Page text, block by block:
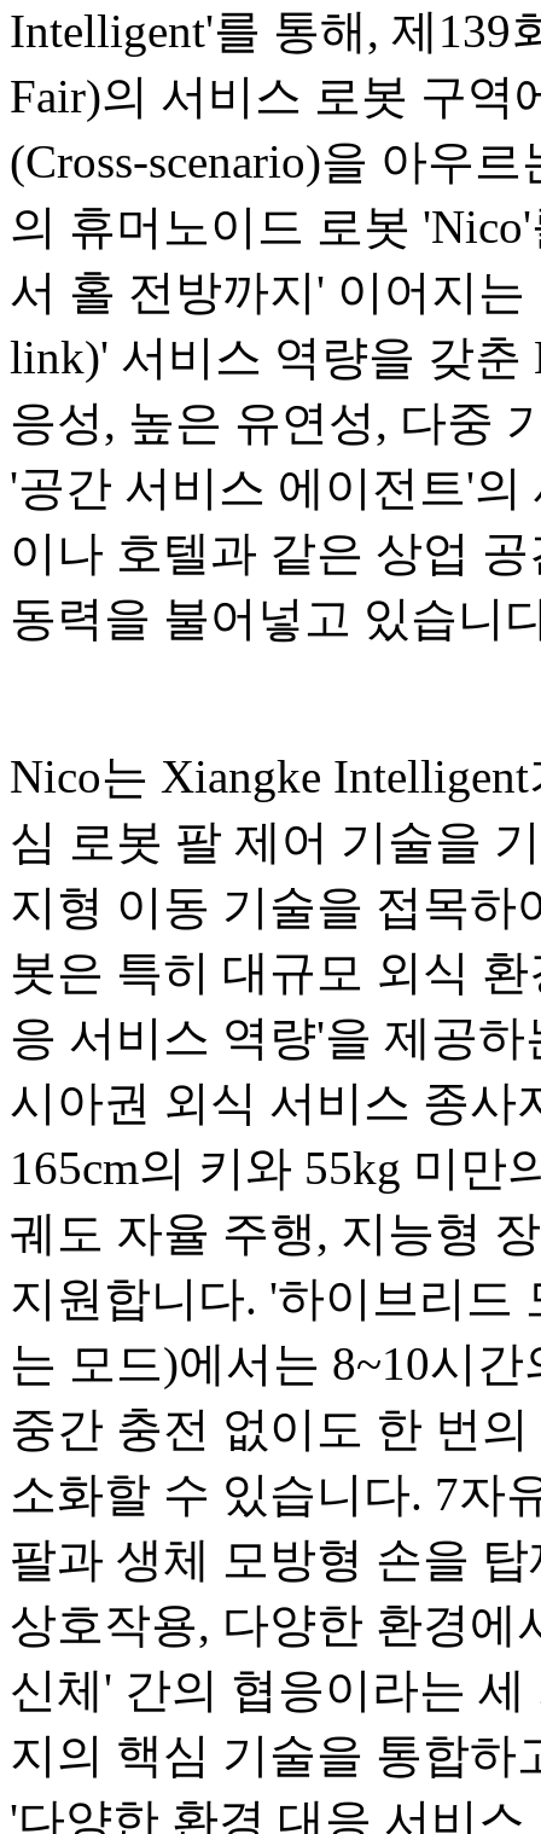
Intelligent'를 통해, 제139
Fair)의 서비스 로봇 구역
(Cross-scenario)을 아우
의 휴머노이드 로봇
서 홀 전방까지' 이어지
link)' 서비스 역량을 갖춘
응성, 높은 유연성, 다중
'공간 서비스 에이전트'
이나 호텔과 같은 상업
동력을 불어넣고 있습니
Nico는 Xiangke
심 로봇 팔 제어 기술을
지형 이동 기술을 접목하
봇은 특히 대규모 외식
응 서비스 역량'을 제공
시아권 외식 서비스 종사
165cm의 키와 55kg 미만
궤도 자율 주행, 지능형
지원합니다. '하이브리드
는 모드)에서는 8~10시
중간 충전 없이도 한 번
소화할 수 있습니다. 7자
팔과 생체 모방형 손을
상호작용, 다양한 환경에
신체' 간의 협응이라는
지의 핵심 기술을 통합하
'다양한 환경 대응 서비